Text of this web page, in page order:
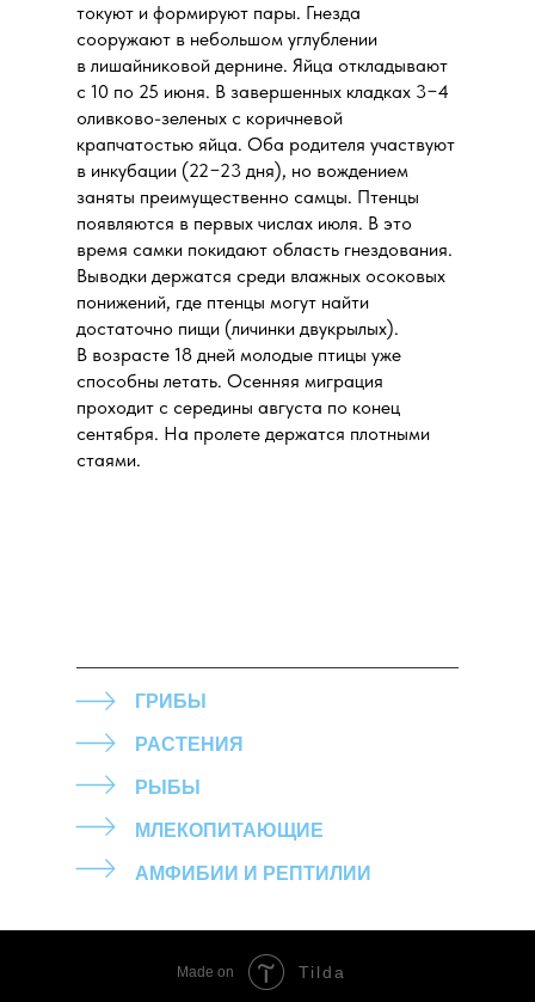
токуют и формируют пары. Гнезда
сооружают в небольшом углублении
в лишайниковой дернине. Яйца откладывают
с 10 по 25 июня. В завершенных кладках 3−4
оливково-зеленых с коричневой
крапчатостью яйца. Оба родителя участвуют
в инкубации (22−23 дня), но вождением
заняты преимущественно самцы. Птенцы
появляются в первых числах июля. В это
время самки покидают область гнездования.
Выводки держатся среди влажных осоковых
понижений, где птенцы могут найти
достаточно пищи (личинки двукрылых).
В возрасте 18 дней молодые птицы уже
способны летать. Осенняя миграция
проходит с середины августа по конец
сентября. На пролете держатся плотными
стаями.
ГРИБЫ
РАСТЕНИЯ
РЫБЫ
МЛЕКОПИТАЮЩИЕ
АМФИБИИ И РЕПТИЛИИ
Made on Tilda